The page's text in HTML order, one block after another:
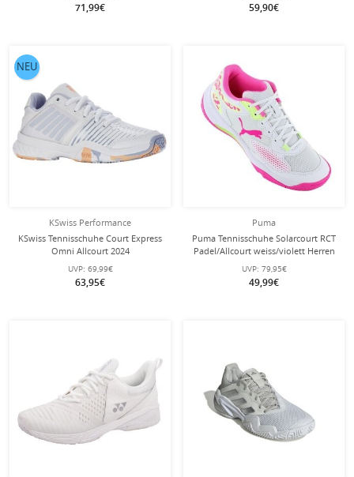
71,99€ 59,90€
KSwiss Performance
KSwiss Tennisschuhe Court Express
Omni Allcourt 2024
weiss/violett/peach Kinder
UVP: 69,99€
63,95€
NEU
Puma
Puma Tennisschuhe Solarcourt RCT
Padel/Allcourt weiss/violett Herren
UVP: 79,95€
49,99€